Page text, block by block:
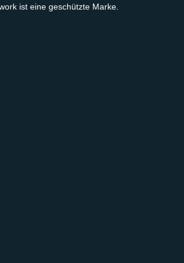
ist eine geschützte Marke.